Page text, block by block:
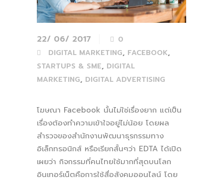
22/ 06/ 2017
0
DIGITAL MARKETING, FACEBOOK,
STARTUPS & SME, DIGITAL
MARKETING, DIGITAL ADVERTISING
โฆษณา Facebook นั้นไม่ใช่เรื่องยาก แต่เป็น
เรื่องต้องทำความเข้าใจอยู่ไม่น้อย โดยผล
สำรวจของสำนักงานพัฒนาธุรกรรมทาง
อิเล็กทรอนิกส์ หรือเรียกสั้นๆว่า EDTA ได้เปิด
เผยว่า กิจกรรมที่คนไทยใช้มากที่สุดบนโลก
อินเทอร์เน็ตคือการใช้สื่อสังคมออนไลน์ โดย